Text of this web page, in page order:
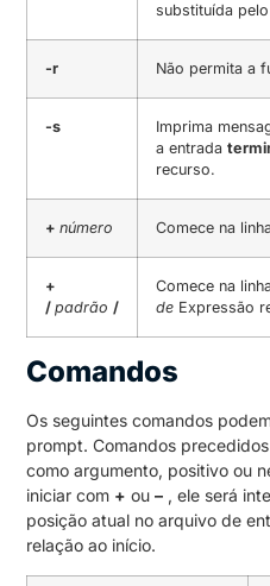
substituída
-r Não permita a
-s
Imprima
a entrada
recurso.
+número Comece na
+
/padrão/
Comece na
de Expressão
Comandos
Os seguintes comandos
prompt. Comandos
como argumento, positivo ou
iniciar com + ou– , ele será
posição atual no arquivo de
relação ao início.